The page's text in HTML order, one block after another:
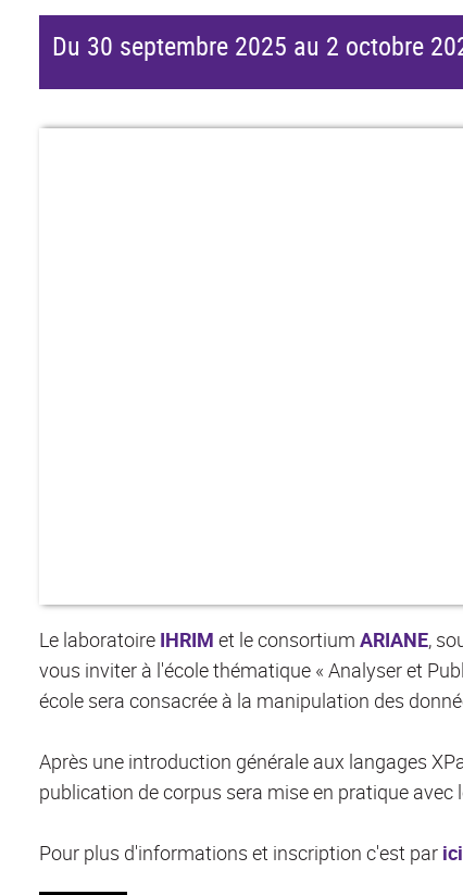
Du 30 septembre 2025 au 2 octobre
Le laboratoire IHRIM et le consortium ARIANE,
vous inviter à l'école thématique « Analyser et
école sera consacrée à la manipulation des
Après une introduction générale aux langages
publication de corpus sera mise en pratique avec
Pour plus d'informations et inscription c'est par ici